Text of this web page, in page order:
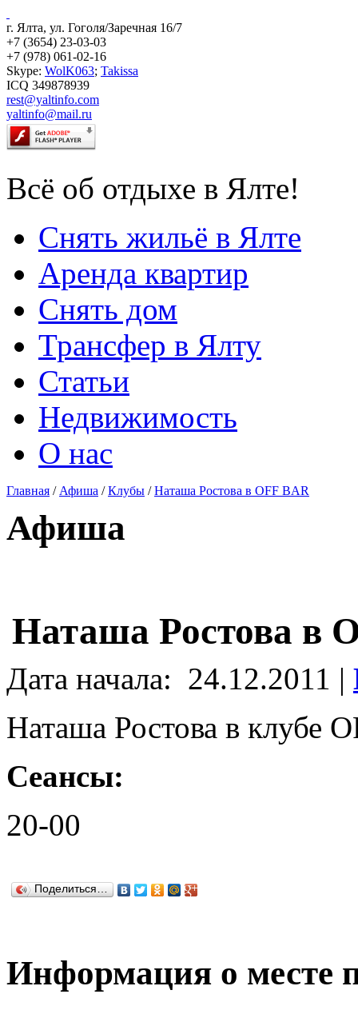
г. Ялта, ул. Гоголя/Заречная 16/7
+7 (3654) 23-03-03
+7 (978) 061-02-16
Skype: WolK063; Takissa
ICQ 349878939
rest@yaltinfo.com
yaltinfo@mail.ru
Всё об отдыхе в Ялте!
Снять жильё в Ялте
Аренда квартир
Снять дом
Трансфер в Ялту
Статьи
Недвижимость
О нас
Главная / Афиша /Клубы /Наташа Ростова в OFF BAR
Афиша
Наташа Ростова в
Дата начала: 24.12.2011 |
Наташа Ростова в клубе
Сеансы:
20-00
Поделиться…
Информация о месте